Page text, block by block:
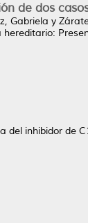
de dos
Gabriela y
hereditario:
inhibidor de